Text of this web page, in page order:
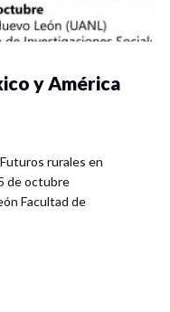
y América
rurales en
de octubre
Facultad de